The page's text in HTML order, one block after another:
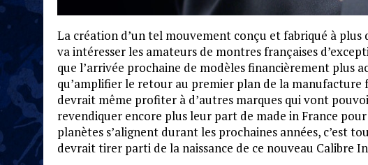
La création d’un tel mouvement conçu et fabriqué à plus
va intéresser les amateurs de montres françaises
que l’arrivée prochaine de modèles financièrement plus
qu’amplifier le retour au premier plan de la manufacture
devrait même profiter à d’autres marques qui vont
revendiquer encore plus leur part de made in France
planètes s’alignent durant les prochaines années, c’est
devrait tirer parti de la naissance de ce nouveau Calibre